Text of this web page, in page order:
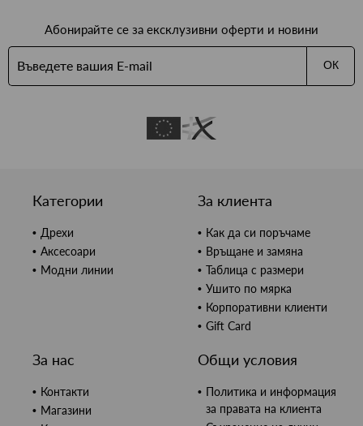
Абонирайте се за ексклузивни оферти и новини
ОК
Категории
Дрехи
Аксесоари
Модни линии
За клиента
Как да си поръчаме
Връщане и замяна
Таблица с размери
Ушито по мярка
Корпоративни клиенти
Gift Card
За нас
Контакти
Магазини
Общи условия
Политика и информация
за правата на клиента